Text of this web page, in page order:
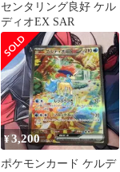
センタリング良好 ケル
ディオEX SAR
¥3,200
ポケモンカード ケルデ